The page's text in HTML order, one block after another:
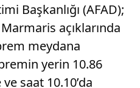
Başkanlığı (AFAD);
açıklarında
meydana
yerin 10.86
saat 10.10’da